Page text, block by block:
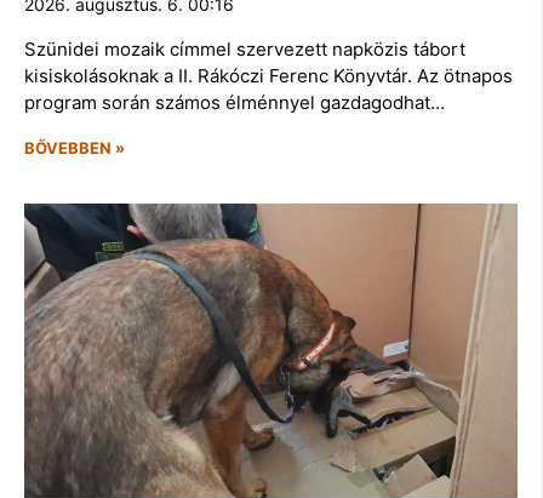
2026. augusztus. 6. 00:16
Szünidei mozaik címmel szervezett napközis tábort
kisiskolásoknak a II. Rákóczi Ferenc Könyvtár. Az ötnapos
program során számos élménnyel gazdagodhat…
BŐVEBBEN »